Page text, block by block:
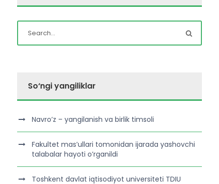
So‘ngi yangiliklar
Navro’z – yangilanish va birlik timsoli
Fakultet mas’ullari tomonidan ijarada yashovchi
talabalar hayoti o’rganildi
Toshkent davlat iqtisodiyot universiteti TDIU